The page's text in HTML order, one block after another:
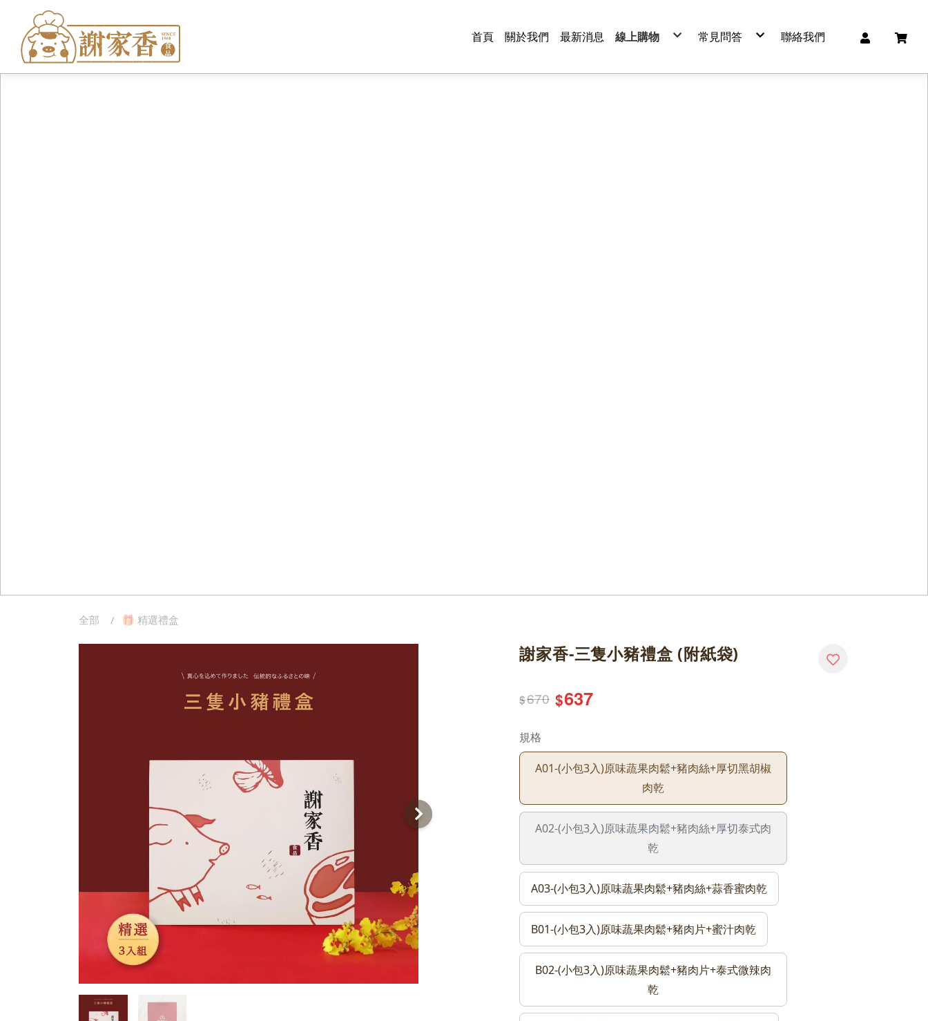
首頁 關於我們 最新消息 線上購物
肉品系列
常見問答
常見Ｑ＆Ａ
聯絡我們
謝家香-三隻小豬禮盒 (附紙袋)
$670 $637
規格
A01-(小包3入)原味蔬果肉鬆+豬肉絲+厚切黑胡椒
肉乾
A02-(小包3入)原味蔬果肉鬆+豬肉絲+厚切泰式肉
乾
A03-(小包3入)原味蔬果肉鬆+豬肉絲+蒜香蜜肉乾
B01-(小包3入)原味蔬果肉鬆+豬肉片+蜜汁肉乾
B02-(小包3入)原味蔬果肉鬆+豬肉片+泰式微辣肉
乾
全部 🎁 精選禮盒